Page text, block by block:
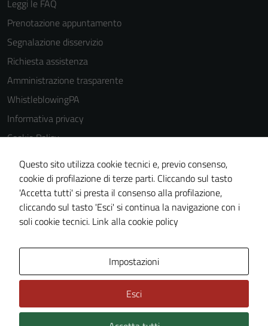
Leggi le FAQ
Prenotazione appuntamento
Segnalazione disservizio
Richiesta assistenza
Amministrazione trasparente
WhistleblowingPA
Informativa privacy
Cookie Policy
Note legali
Dichiarazione di accessibilità
Piano di miglioramento del sito
Certificazione sistema gestione qualità
Questo sito utilizza cookie tecnici e, previo consenso,
cookie di profilazione di terze parti. Cliccando sul tasto
'Accetta tutti' si presta il consenso alla profilazione,
cliccando sul tasto 'Esci' si continua la navigazione con i
soli cookie tecnici. Link alla cookie policy
Impostazioni
Esci